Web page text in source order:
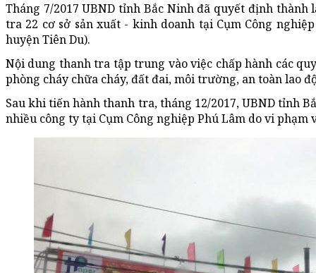
Tháng 7/2017 UBND tỉnh Bắc Ninh đã quyết định
tra 22 cơ sở sản xuất - kinh doanh tại Cụm Công
huyện Tiên Du).
Nội dung thanh tra tập trung vào việc chấp hành các
phòng cháy chữa cháy, đất đai, môi trường, an toàn lao
Sau khi tiến hành thanh tra, tháng 12/2017, UBND tỉnh
nhiều công ty tại Cụm Công nghiệp Phú Lâm do vi phạm